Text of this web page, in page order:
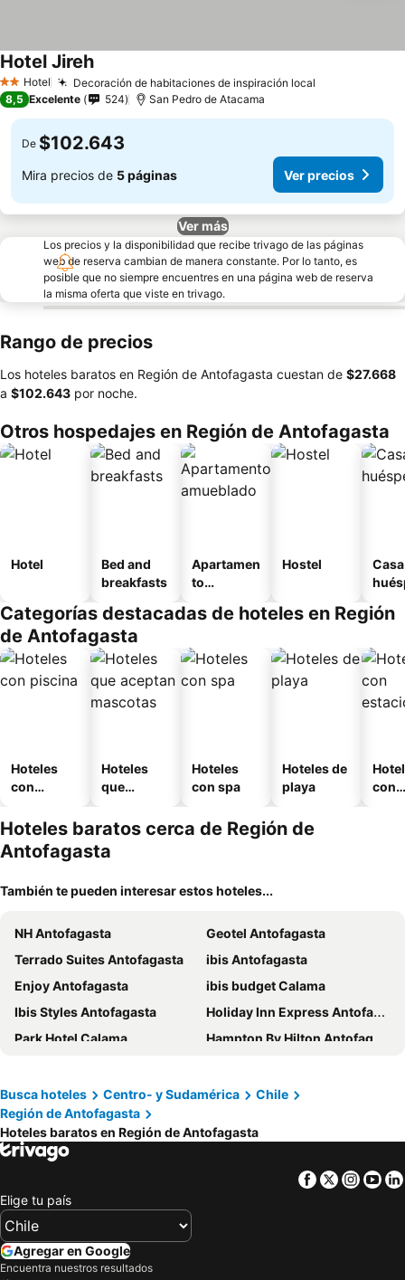
2 Estrellas
Hotel Decoración de habitaciones de inspiración local
Hotel JirehVer precios
8,5 Excelente 524 San Pedro de Atacama
De $102.643
Mira precios de 5 páginas Ver precios
Ver más
Los precios y la disponibilidad que recibe trivago de las páginas
web de reserva cambian de manera constante. Por lo tanto, es
posible que no siempre encuentres en una página web de reserva
la misma oferta que viste en trivago.
Rango de precios
Los hoteles baratos en Región de Antofagasta cuestan de ‎$27.668
a ‎$102.643 por noche.
Otros hospedajes en Región de Antofagasta
Hotel
Bed and
breakfasts
Apartamen
to
o
Hostel
Categorías destacadas de hoteles en Región
de Antofagasta
Hoteles
con
Hoteles
que
mascotas
Hoteles
con spa
Hoteles de
playa
con
Hoteles baratos cerca de Región de
Antofagasta
También te pueden interesar estos hoteles...
NH Antofagasta
Geotel Antofagasta
Terrado Suites Antofagasta
ibis Antofagasta
Enjoy Antofagasta
ibis budget Calama
Ibis Styles Antofagasta
Holiday Inn Express Antofagasta By Ihg
Park Hotel Calama
Hampton By Hilton Antofagasta
Hotel Agua del Desierto
Hotel Corvatsch Chile
ibis Calama
Atankalama
Hotel Diego de Almagro San Pedro De Atacama
Wyndham Garden Antofagasta Pettra
Hotel Cumbres San Pedro de Atacama
Hotel Brasil
Nueva Lodge La Estación San Pedro de Atacama
Hotel Casa Algarrobo
Busca hoteles Centro- y Sudamérica
Chile
Región de Antofagasta
Hoteles baratos en Región de Antofagasta
Facebook
Twitter
Elige tu país
Agregar en Google
Encuentra nuestros resultados